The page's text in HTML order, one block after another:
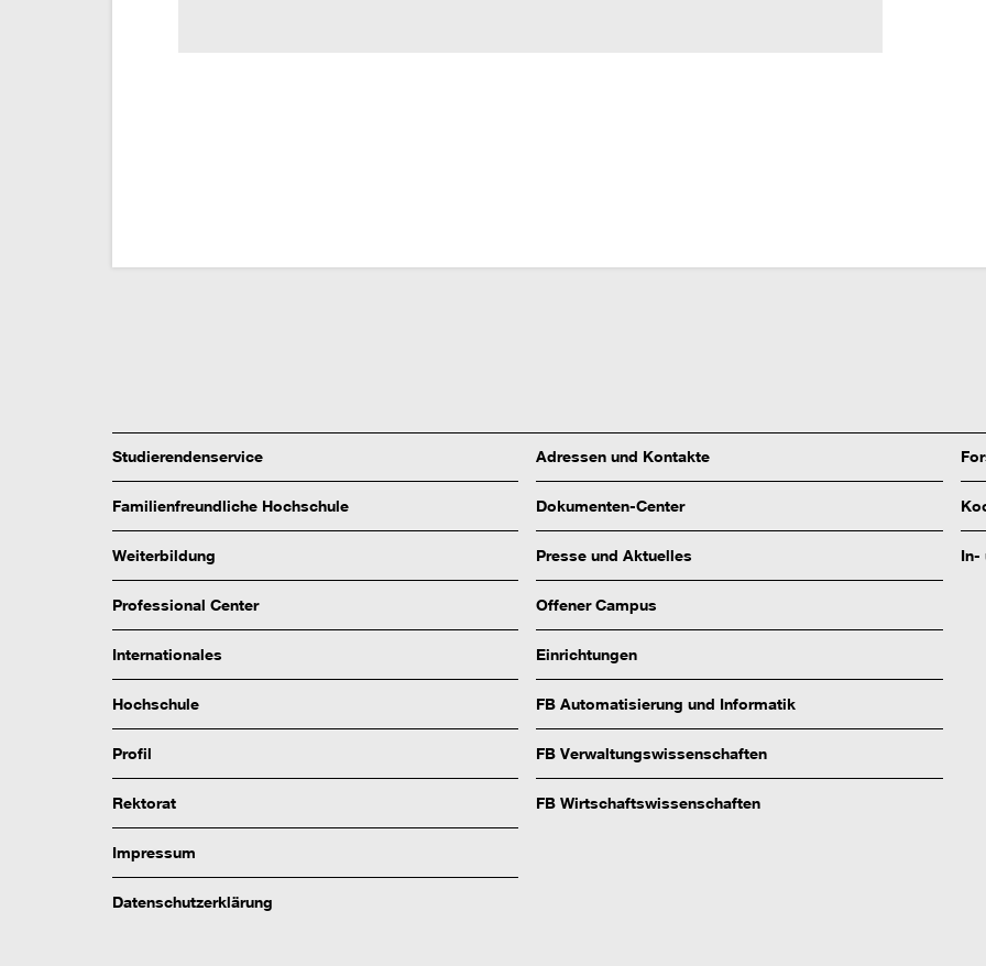
Studierendenservice
Familienfreundliche Hochschule
Weiterbildung
Professional Center
Internationales
Hochschule
Profil
Rektorat
Impressum
Datenschutzerklärung
Adressen und Kontakte
Dokumenten-Center
Presse und Aktuelles
Offener Campus
Einrichtungen
FB Automatisierung und Informatik
FB Verwaltungswissenschaften
FB Wirtschaftswissenschaften
In-